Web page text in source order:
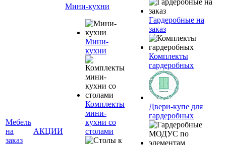
Мебель
на
заказ
АКЦИИ
Мини-кухни
Мини-
кухни
Комплекты
мини-
кухни со
столами
Гардеробные на
заказ
Комплекты
гардеробных
Двери-купе для
гардеробных